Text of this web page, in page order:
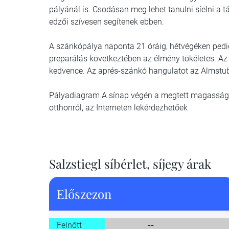
pályánál is. Csodásan meg lehet tanulni síelni a
edzői szívesen segítenek ebben.
A szánkópálya naponta 21 óráig, hétvégéken
preparálás következtében az élmény tökéletes.
kedvence. Az aprés-szánkó hangulatot az
Pályadiagram A sínap végén a megtett
otthonról, az Interneten lekérdezhetőek
Salzstiegl síbérlet, síjegy árak
Előszezon
Felnőtt --